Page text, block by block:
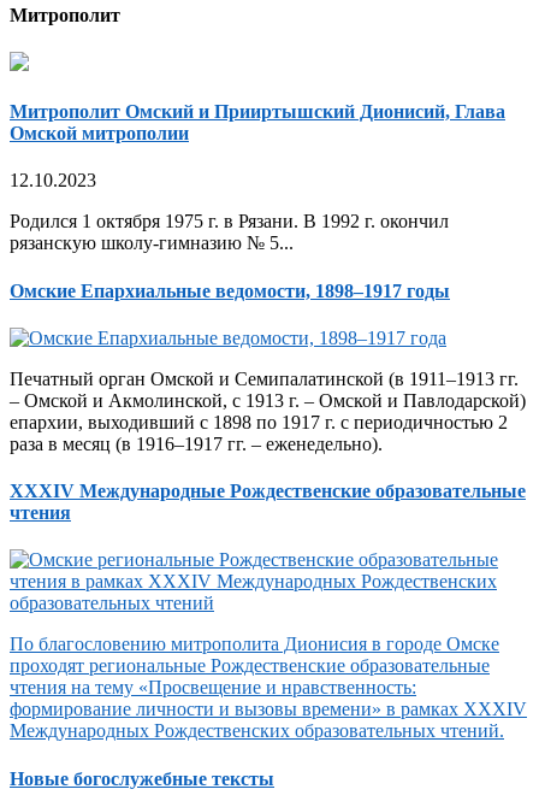
Митрополит
Митрополит Омский и Прииртышский Дионисий, Глава
Омской митрополии
12.10.2023
Родился 1 октября 1975 г. в Рязани. В 1992 г. окончил
рязанскую школу-гимназию № 5...
Омские Епархиальные ведомости, 1898–1917 годы
Печатный орган Омской и Семипалатинской (в 1911–1913 гг.
– Омской и Акмолинской, с 1913 г. – Омской и Павлодарской)
епархии, выходивший с 1898 по 1917 г. с периодичностью 2
раза в месяц (в 1916–1917 гг. – еженедельно).
XXXIV Международные Рождественские образовательные
чтения
По благословению митрополита Дионисия в городе Омске
проходят региональные Рождественские образовательные
чтения на тему «Просвещение и нравственность:
формирование личности и вызовы времени» в рамках XXXIV
Международных Рождественских образовательных чтений.
Новые богослужебные тексты